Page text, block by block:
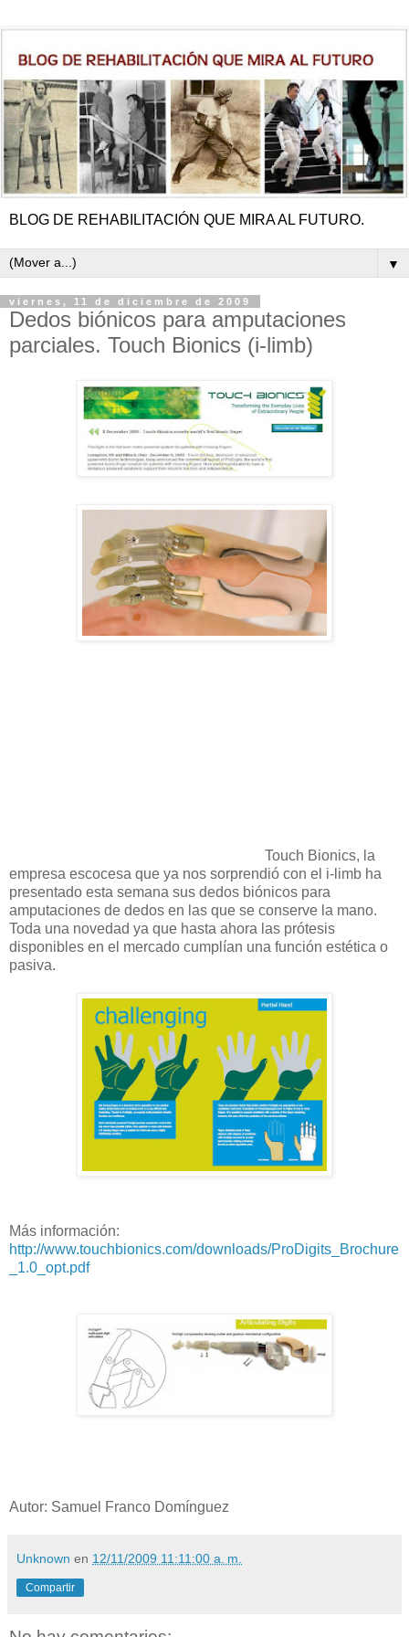
BLOG DE REHABILITACIÓN QUE MIRA AL FUTURO.
▼
viernes, 11 de diciembre de 2009
Dedos biónicos para amputaciones
parciales. Touch Bionics (i-limb)
Touch Bionics, la
empresa escocesa que ya nos sorprendió con el i-limb ha
presentado esta semana sus dedos biónicos para
amputaciones de dedos en las que se conserve la mano.
Toda una novedad ya que hasta ahora las prótesis
disponibles en el mercado cumplían una función estética o
pasiva.
Más información:
http://www.touchbionics.com/downloads/ProDigits_Brochure
_1.0_opt.pdf
Autor: Samuel Franco Domínguez
Unknown en 12/11/2009 11:11:00 a. m.
Compartir